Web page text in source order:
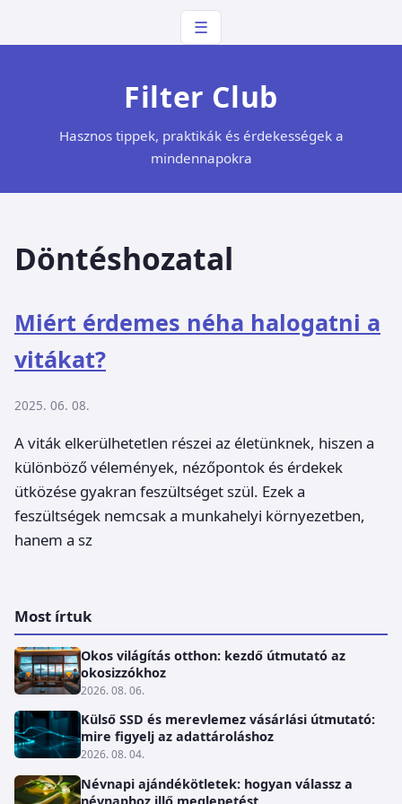
☰
Filter Club
Hasznos tippek, praktikák és érdekességek a
mindennapokra
Döntéshozatal
Miért érdemes néha halogatni a
vitákat?
2025. 06. 08.
A viták elkerülhetetlen részei az életünknek, hiszen a
különböző vélemények, nézőpontok és érdekek
ütközése gyakran feszültséget szül. Ezek a
feszültségek nemcsak a munkahelyi környezetben,
hanem a sz
Most írtuk
Okos világítás otthon: kezdő útmutató az
okosizzókhoz
2026. 08. 06.
Külső SSD és merevlemez vásárlási útmutató:
mire figyelj az adattároláshoz
2026. 08. 04.
Névnapi ajándékötletek: hogyan válassz a